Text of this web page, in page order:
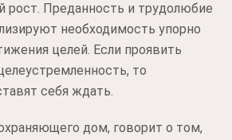
рост. Преданность и трудолюбие
необходимость упорно
целей. Если проявить
то
себя ждать.
дом, говорит о том,